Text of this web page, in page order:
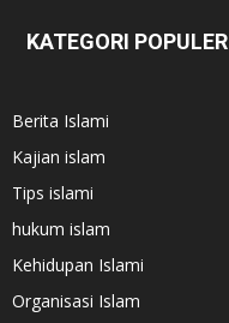
KATEGORI POPULER
Berita Islami
Kajian islam
Tips islami
hukum islam
Kehidupan Islami
Organisasi Islam